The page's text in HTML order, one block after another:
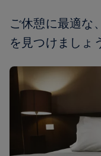
ご休憩に最適な
を見つけましょ